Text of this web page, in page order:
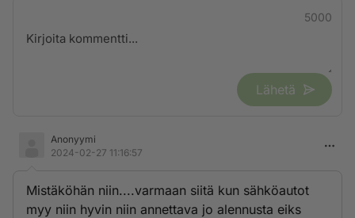
5000
Lähetä
Anonyymi
2024-02-27 11:16:57
Mistäköhän niin....varmaan siitä kun sähköautot
myy niin hyvin niin annettava jo alennusta eiks